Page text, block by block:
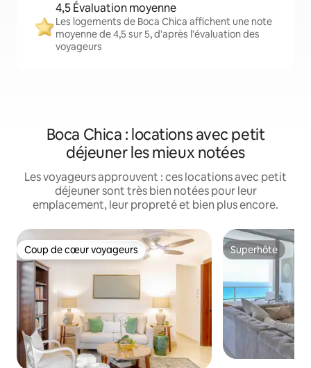
4,5 Évaluation moyenne
Les logements de Boca Chica affichent une note
moyenne de 4,5 sur 5, d'après l'évaluation des
voyageurs
Boca Chica : locations avec petit
déjeuner les mieux notées
Les voyageurs approuvent : ces locations avec petit
déjeuner sont très bien notées pour leur
emplacement, leur propreté et bien plus encore.
Coup de cœur voyageurs
Coup de cœur voyageurs Superhôte
Superhôte